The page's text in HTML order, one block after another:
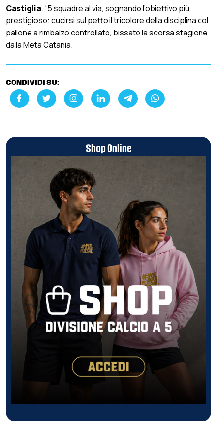
Castiglia. 15 squadre al via, sognando l’obiettivo più
prestigioso: cucirsi sul petto il tricolore della disciplina col
pallone a rimbalzo controllato, bissato la scorsa stagione
dalla Meta Catania.
CONDIVIDI SU:
Shop Online